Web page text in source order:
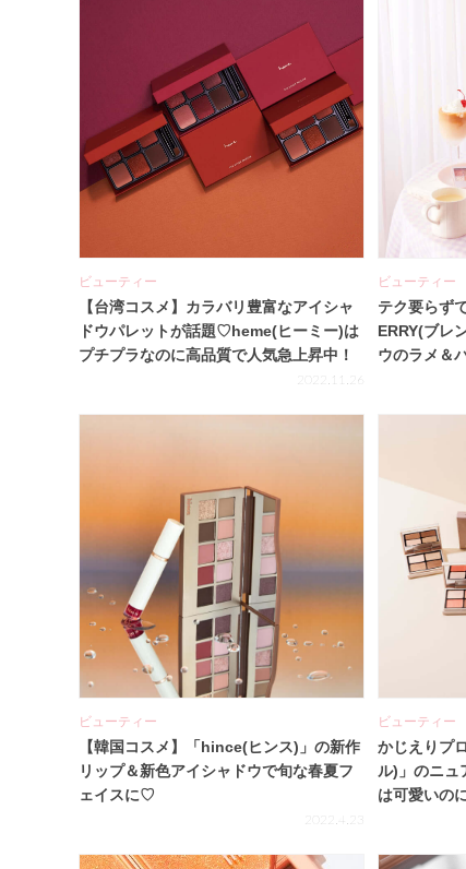
ビューティー
【台湾コスメ】カラバリ豊富なアイシャ
ドウパレットが話題♡heme(ヒーミー)は
プチプラなのに高品質で人気急上昇中！
2022.11.26
ビューティー
テク要らず
ERRY(ブレ
ウのラメ＆
ビューティー
【韓国コスメ】「hince(ヒンス)」の新作
リップ＆新色アイシャドウで旬な春夏フ
ェイスに♡
2022.4.23
ビューティー
かじえりプ
ル)」のニュ
は可愛いの